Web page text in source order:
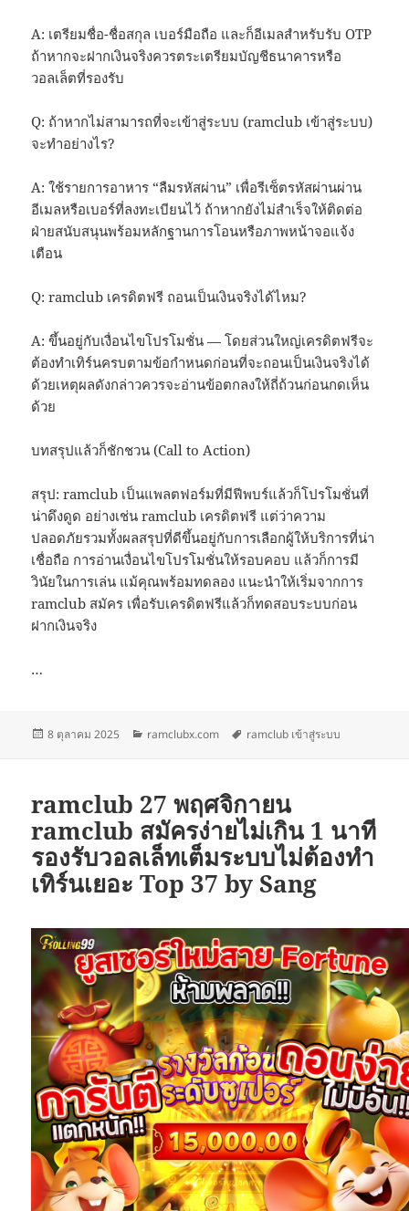
A: เตรียมชื่อ-ชื่อสกุล เบอร์มือถือ และก็อีเมลสำหรับรับ OTP
ถ้าหากจะฝากเงินจริงควรตระเตรียมบัญชีธนาคารหรือ
วอลเล็ตที่รองรับ
Q: ถ้าหากไม่สามารถที่จะเข้าสู่ระบบ (ramclub เข้าสู่ระบบ)
จะทำอย่างไร?
A: ใช้รายการอาหาร “ลืมรหัสผ่าน” เพื่อรีเซ็ตรหัสผ่านผ่าน
อีเมลหรือเบอร์ที่ลงทะเบียนไว้ ถ้าหากยังไม่สำเร็จให้ติดต่อ
ฝ่ายสนับสนุนพร้อมหลักฐานการโอนหรือภาพหน้าจอแจ้ง
เตือน
Q: ramclub เครดิตฟรี ถอนเป็นเงินจริงได้ไหม?
A: ขึ้นอยู่กับเงื่อนไขโปรโมชั่น — โดยส่วนใหญ่เครดิตฟรีจะ
ต้องทำเทิร์นครบตามข้อกำหนดก่อนที่จะถอนเป็นเงินจริงได้
ด้วยเหตุผลดังกล่าวควรจะอ่านข้อตกลงให้ถี่ถ้วนก่อนกดเห็น
ด้วย
บทสรุปแล้วก็ชักชวน (Call to Action)
สรุป: ramclub เป็นแพลตฟอร์มที่มีฟีพบร์แล้วก็โปรโมชั่นที่
น่าดึงดูด อย่างเช่น ramclub เครดิตฟรี แต่ว่าความ
ปลอดภัยรวมทั้งผลสรุปที่ดีขึ้นอยู่กับการเลือกผู้ให้บริการที่น่า
เชื่อถือ การอ่านเงื่อนไขโปรโมชั่นให้รอบคอบ แล้วก็การมี
วินัยในการเล่น แม้คุณพร้อมทดลอง แนะนำให้เริ่มจากการ
ramclub สมัคร เพื่อรับเครดิตฟรีแล้วก็ทดสอบระบบก่อน
ฝากเงินจริง
…
เขียน
8 ตุลาคม 2025
หมวด
ramclubx.com
ป้าย
ramclub เข้าสู่ระบบ
ramclub 27 พฤศจิกายน
ramclub สมัครง่ายไม่เกิน 1 นาที
รองรับวอลเล็ทเต็มระบบไม่ต้องทำ
เทิร์นเยอะ Top 37 by Sang